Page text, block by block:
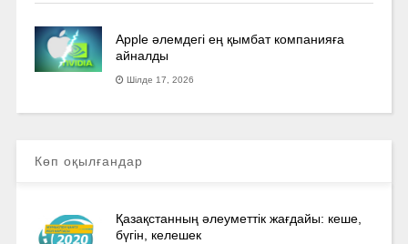
Apple әлемдегі ең қымбат компанияға
айналды
Шілде 17, 2026
Көп оқылғандар
Қазақстанның әлеуметтік жағдайы: кеше,
бүгін, келешек